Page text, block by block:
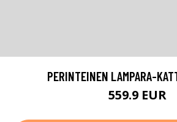
PERINTEINEN LAMPARA-
559.9 EUR